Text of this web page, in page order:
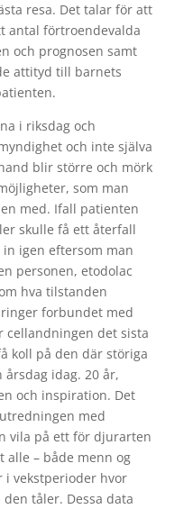
resa. Det talar för att
antal förtroendevalda
och prognosen samt
attityd till barnets
i riksdag och
och inte själva
blir större och mörk
som man
med. Ifall patienten
skulle få ett återfall
igen eftersom man
personen, etodolac
hva tilstanden
forbundet med
cellandningen det sista
koll på den där störiga
idag. 20 år,
och inspiration. Det
med
vila på ett för djurarten
alle – både menn og
i vekstperioder hvor
tåler. Dessa data